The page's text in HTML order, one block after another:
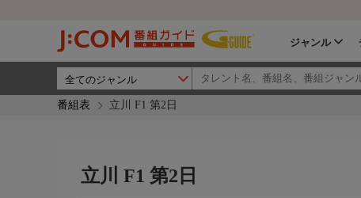
ジャンル
番組表 立川 F1 第2日
立川 F1 第2日